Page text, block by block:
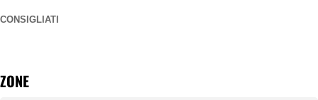
CONSIGLIATI
ZONE